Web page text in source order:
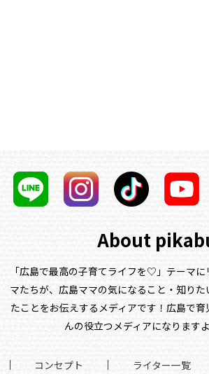
About
「広島で最高の子育てライフを♡」テーマ
マたちが、 広島ママの気になること・知り
たことをお伝えするメディアです！ 広島で育
んの役立つメディアになります
コンセプト ライター一覧